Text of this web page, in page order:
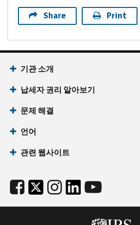
Share Print
기관 소개
납세자 권리 알아보기
문제 해결
언어
관련 웹사이트